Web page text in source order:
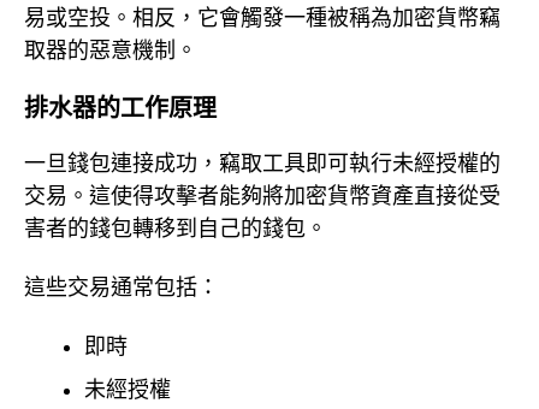
易或空投。相反，它會觸發一種被稱為加密貨幣竊
取器的惡意機制。
排水器的工作原理
一旦錢包連接成功，竊取工具即可執行未經授權的
交易。這使得攻擊者能夠將加密貨幣資產直接從受
害者的錢包轉移到自己的錢包。
這些交易通常包括：
即時
未經授權